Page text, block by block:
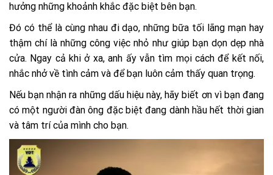
hưởng những khoảnh khắc đặc biệt bên bạn.
Đó có thể là cùng nhau đi dạo, những bữa tối lãng mạn hay
thậm chí là những công việc nhỏ như giúp bạn dọn dẹp nhà
cửa. Ngay cả khi ở xa, anh ấy vẫn tìm mọi cách để kết nối,
nhắc nhở về tình cảm và để bạn luôn cảm thấy quan trọng.
Nếu bạn nhận ra những dấu hiệu này, hãy biết ơn vì bạn đang
có một người đàn ông đặc biệt đang dành hầu hết thời gian
và tâm trí của mình cho bạn.